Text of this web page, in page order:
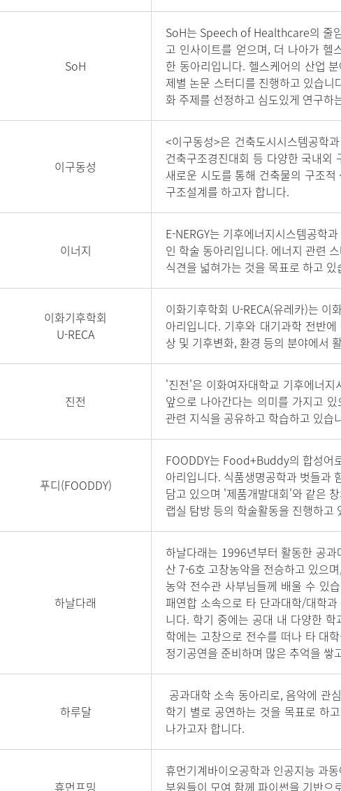
SoH
SoH는 Speech of Healthcare의 줄
고 인사이트를 얻으며, 더 나아가 헬
한 동아리입니다. 헬스케어의 산업
제별 논문 스터디를 진행하고 있습
화 주제를 선정하고 심도있게 연구하
이구동성
<이구동성>은 건축도시시스템공학
건축구조경진대회 등 다양한 국내외
새로운 시도를 통해 건축물의 구조
구조설계를 하고자 합니다.
이너지
E-NERGY는 기후에너지시스템공학
인 학술 동아리입니다. 에너지 관련
식견을 넓혀가는 것을 목표로 하고 있
이화기후학회
U-RECA
이화기후학회 U-RECA(유레카)는 이
아리입니다. 기후와 대기과학 전반
상 및 기후변화, 환경 등의 분야에서
진전
'진전'은 이화여자대학교 기후에너
앞으로 나아간다는 의미를 가지고
관련 지식을 공유하고 학습하고 있습
푸디(FOODDY)
FOODDY는 Food+Buddy의 합성어
아리입니다. 식품생명공학과 벗들과
담고 있으며 '제품개발대회'와 같은
랩실 탐방 등의 학술활동을 진행하고
하날다래
하날다래는 1996년부터 활동한 공
산 7-6호 고창농악을 전승하고 있으
농악 전수관 사부님들께 배울 수 있
패연합 소속으로 타 단과대학/대학
니다. 학기 중에는 공대 내 다양한
학에는 고창으로 전수를 떠나 타 대
정기공연을 준비하며 많은 추억을 쌓
하루달
공과대학 소속 동아리로, 음악에 관
학기 별로 공연하는 것을 목표로 하
나가고자 합니다.
휴먼프밍
휴먼기계바이오공학과 인공지능 과
부원들이 모여 함께 파이썬을 기반